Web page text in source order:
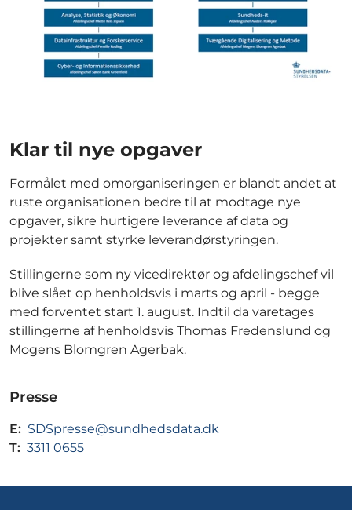
Klar til nye opgaver
Formålet med omorganiseringen er blandt andet at
ruste organisationen bedre til at modtage nye
opgaver, sikre hurtigere leverance af data og
projekter samt styrke leverandørstyringen.
Stillingerne som ny vicedirektør og afdelingschef vil
blive slået op henholdsvis i marts og april - begge
med forventet start 1. august. Indtil da varetages
stillingerne af henholdsvis Thomas Fredenslund og
Mogens Blomgren Agerbak.
Presse
E: SDSpresse@sundhedsdata.dk
T: 3311 0655